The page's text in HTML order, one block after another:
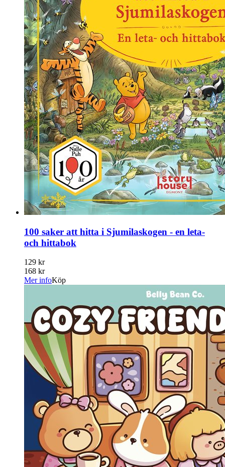
100 saker att hitta i Sjumilaskogen - en leta-
och hittabok
129 kr
168 kr
Mer infoKöp